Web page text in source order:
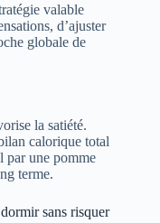
valable
d’ajuster
globale de
la satiété.
calorique total
par une pomme
terme.
sans risquer